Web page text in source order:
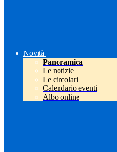
Novità
Panoramica
Le notizie
Le circolari
Calendario eventi
Albo online